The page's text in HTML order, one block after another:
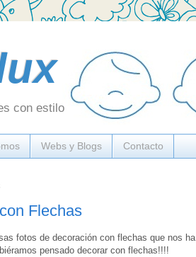
con estilo
Webs y Blogs Contacto
Flechas
fotos de decoración con flechas que nos ha
pensado decorar con flechas!!!!